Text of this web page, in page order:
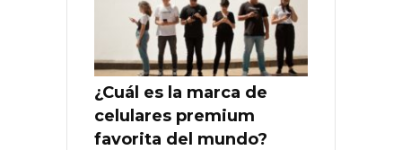
¿Cuál es la marca de
celulares premium
favorita del mundo?